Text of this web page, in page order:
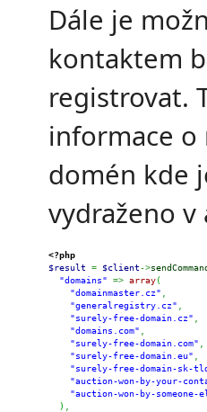
Dále je
kontaktem
registrovat.
informace o
domén kde
vydraženo v
<?php
$result
= $client->
"domains"
=> array(
"domainmaster.cz"
"generalregistry.cz"
"surely-free-domain.cz"
"domains.com"
"surely-free-domain.com"
"surely-free-domain.eu"
"surely-free-domain-sk-
"auction-won-by-your-
"auction-won-by-someone-
)